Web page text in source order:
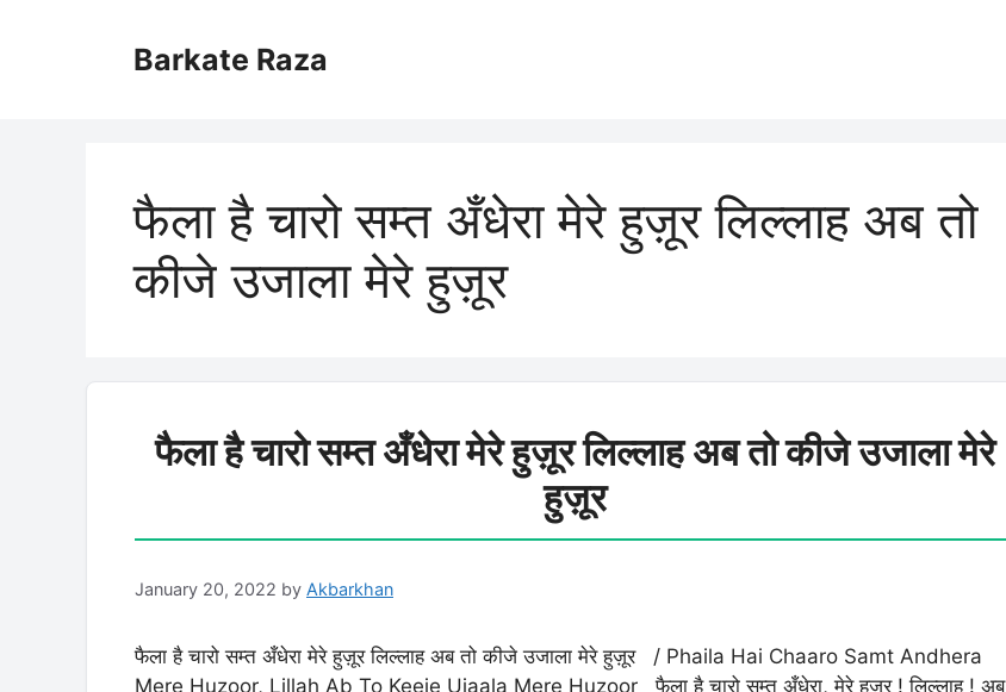
Barkate Raza
फैला है चारो सम्त अँधेरा मेरे हुज़ूर लिल्लाह अब तो
कीजे उजाला मेरे हुज़ूर
फैला है चारो सम्त अँधेरा मेरे हुज़ूर लिल्लाह अब तो कीजे उजाला मेरे
हुज़ूर
January 20, 2022 by Akbarkhan
फैला है चारो सम्त अँधेरा मेरे हुज़ूर लिल्लाह अब तो कीजे उजाला मेरे हुज़ूर / Phaila Hai Chaaro Samt Andhera
Mere Huzoor, Lillah Ab To Keeje Ujaala Mere Huzoor फैला है चारो सम्त अँधेरा, मेरे हुज़ूर ! लिल्लाह ! अब